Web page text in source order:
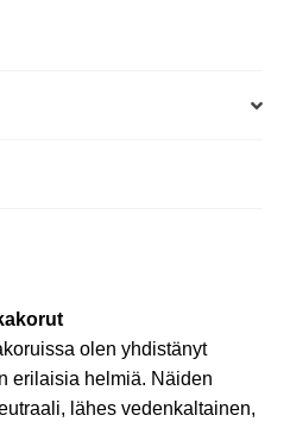
olen yhdistänyt
erilaisia helmiä. Näiden
lähes vedenkaltainen,